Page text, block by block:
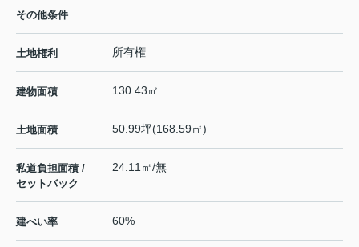
その他条件
土地権利 所有権
建物面積 130.43㎡
土地面積 50.99坪(168.59㎡)
私道負担面積 /
セットバック
24.11㎡/無
建ぺい率 60%